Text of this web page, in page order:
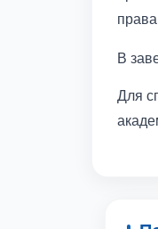
В
Для